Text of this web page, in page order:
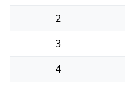
2
3
4